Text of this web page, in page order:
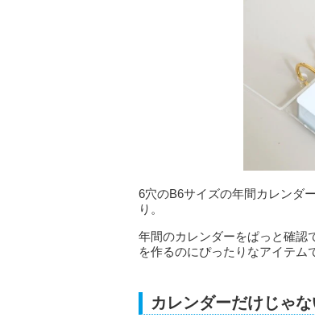
6穴のB6サイズの年間カレンダ
り。
年間のカレンダーをぱっと確認
を作るのにぴったりなアイテム
カレンダーだけじゃ